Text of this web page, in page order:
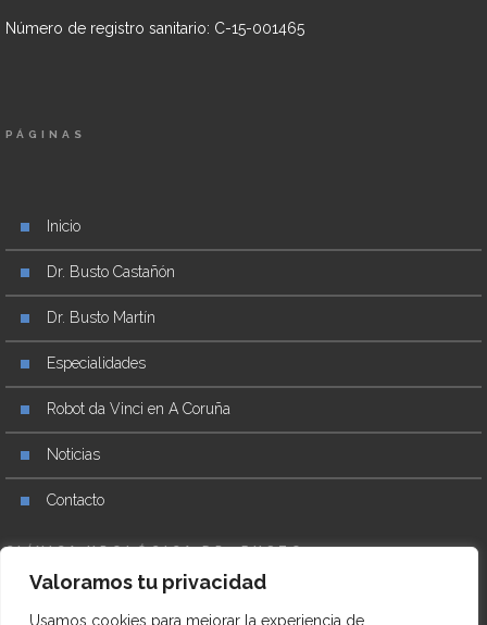
Valoramos tu privacidad
Usamos cookies para mejorar la experiencia de
Número de registro sanitario: C-15-001465
PÁGINAS
Inicio
Dr. Busto Castañón
Dr. Busto Martín
Especialidades
Robot da Vinci en A Coruña
Noticias
Contacto
CLÍNICA UROLÓGICA DR. BUSTO
+34 981 27 17 76